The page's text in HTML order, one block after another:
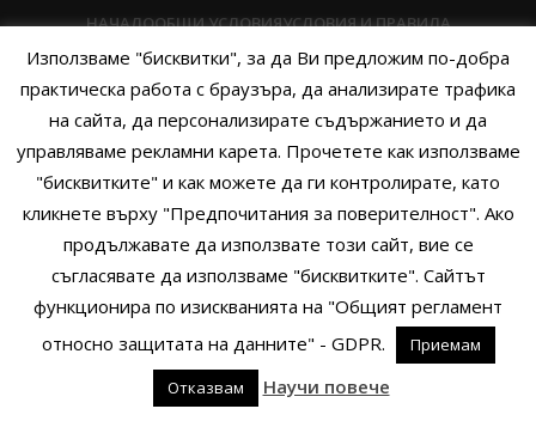
НАЧАЛООБЩИ УСЛОВИЯУСЛОВИЯ И ПРАВИЛА
ПОЛИТИКА НА БИСКВИТКИТЕПОЛИТИКА ЗА ПОВЕРИТЕЛНОСТ
НАЧИНИ НА ПЛАЩАНЕИЗПРАТЕТЕ ЗАПИТВАНЕ
Copyright © 2014 - 2024 Zigifly.com — Developed byWe Work With
You
Използваме "бисквитки", за да Ви предложим по-добра
практическа работа с браузъра, да анализирате трафика
на сайта, да персонализирате съдържанието и да
управляваме рекламни карета. Прочетете как използваме
"бисквитките" и как можете да ги контролирате, като
кликнете върху "Предпочитания за поверителност". Ако
продължавате да използвате този сайт, вие се
съгласявате да използваме "бисквитките". Сайтът
функционира по изискванията на "Общият регламент
относно защитата на данните" - GDPR.
Приемам
Отказвам
Научи повече